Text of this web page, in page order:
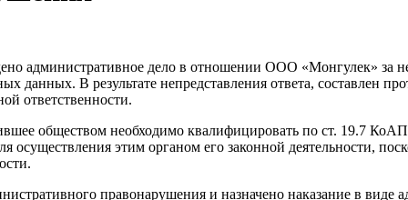
административное дело в отношении ООО «Монгулек» за
данных. В результате непредставления ответа, составлен
ответственности.
обществом необходимо квалифицировать по ст. 19.7
осуществления этим органом его законной деятельности,
правонарушения и назначено наказание в виде